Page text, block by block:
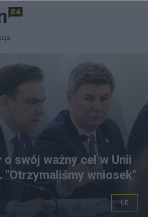
o swój ważny cel w Unii
"Otrzymaliśmy wniosek"
UE